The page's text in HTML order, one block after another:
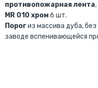
противопожарная лента,
MR 010 хром6 шт.
Порогиз массива дуба,
заводе вспенивающейся